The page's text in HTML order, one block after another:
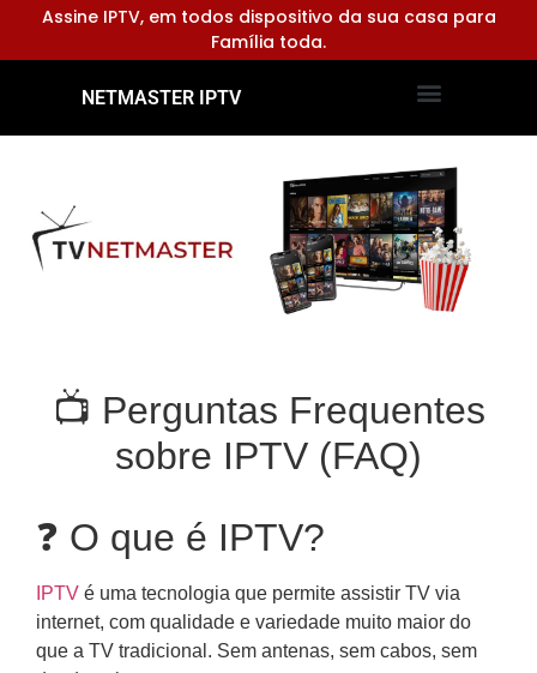
Assine IPTV, em todos dispositivo da sua casa para
Família toda.
NETMASTER IPTV
📺 Perguntas Frequentes
sobre IPTV (FAQ)
❓ O que é IPTV?
IPTV é uma tecnologia que permite assistir TV via
internet, com qualidade e variedade muito maior do
que a TV tradicional. Sem antenas, sem cabos, sem